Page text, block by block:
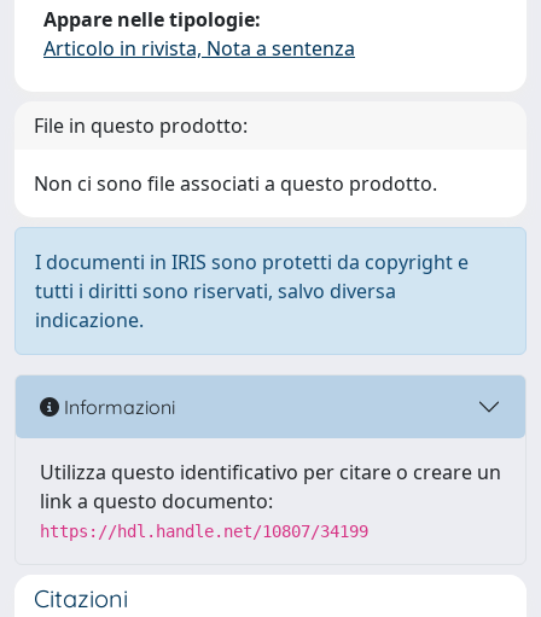
Appare nelle tipologie:
Articolo in rivista, Nota a sentenza
File in questo prodotto:
Non ci sono file associati a questo prodotto.
I documenti in IRIS sono protetti da copyright e
tutti i diritti sono riservati, salvo diversa
indicazione.
Informazioni
Utilizza questo identificativo per citare o creare un
link a questo documento:
https://hdl.handle.net/10807/34199
Citazioni